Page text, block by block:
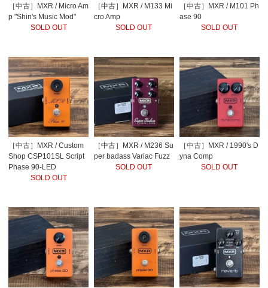
［中古］MXR / Micro Am
p "Shin's Music Mod"
SOLD OUT
［中古］MXR / M133 Mi
cro Amp
SOLD OUT
［中古］MXR / M101 Ph
ase 90
SOLD OUT
［中古］MXR / Custom
Shop CSP101SL Script
Phase 90-LED
SOLD OUT
［中古］MXR / M236 Su
per badass Variac Fuzz
SOLD OUT
［中古］MXR / 1990's D
yna Comp
SOLD OUT